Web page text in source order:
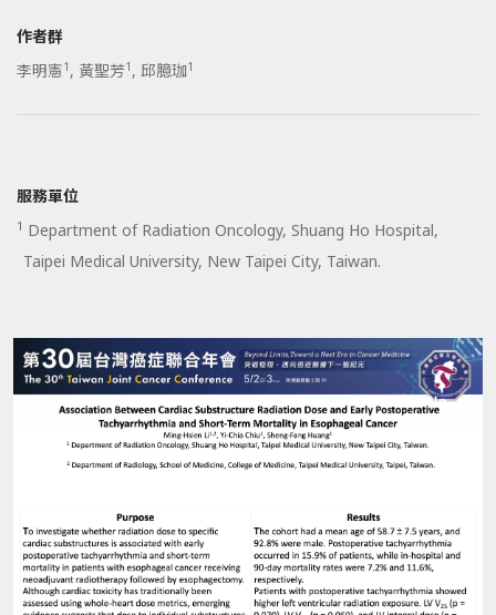
作者群
李明憲1 , 黃聖芳1 , 邱臆珈1
服務單位
1 Department of Radiation Oncology, Shuang Ho Hospital,
Taipei Medical University, New Taipei City, Taiwan.